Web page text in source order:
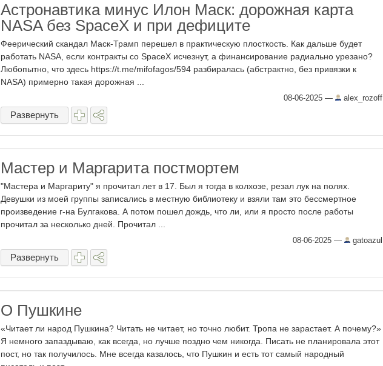
Астронавтика минус Илон Маск: дорожная карта
NASA без SpaceX и при дефиците
Феерический скандал Маск-Трамп перешел в практическую плосткость. Как дальше будет
работать NASA, если контракты со SpaceX исчезнут, а финансирование радиально урезано?
Любопытно, что здесь https://t.me/mifofagos/594 разбиралась (абстрактно, без привязки к
NASA) примерно такая дорожная ...
08-06-2025 — alex_rozoff
Развернуть
Мастер и Маргарита постмортем
"Мастера и Маргариту" я прочитал лет в 17. Был я тогда в колхозе, резал лук на полях.
Девушки из моей группы записались в местную библиотеку и взяли там это бессмертное
произведение г-на Булгакова. А потом пошел дождь, что ли, или я просто после работы
прочитал за несколько дней. Прочитал ...
08-06-2025 — gatoazul
Развернуть
О Пушкине
«Читает ли народ Пушкина? Читать не читает, но точно любит. Тропа не зарастает. А почему?»
Я немного запаздываю, как всегда, но лучше поздно чем никогда. Писать не планировала этот
пост, но так получилось. Мне всегда казалось, что Пушкин и есть тот самый народный